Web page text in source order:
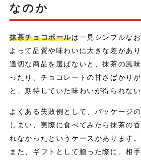
なのか
抹茶チョコボールは一見シンプルな
よって品質や味わいに大きな差があり
適切な商品を選ばないと、抹茶の風
ったり、チョコレートの甘さばかり
と、期待していた味わいが得られな
よくある失敗例として、パッケージ
しまい、実際に食べてみたら抹茶の
れなかったというケースがあります。
また、ギフトとして贈った際に、相